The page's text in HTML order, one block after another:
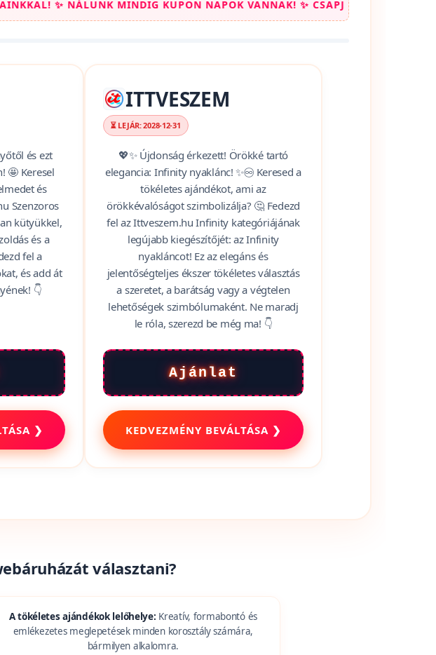
❮ ❯
VANNAK! ✨ CSAPJ LE A LEGJOBB KEDVEZMÉNYEKRE! ✨ KEZDJ
és ezt
Keresel
és
Szenzoros
kütyükkel,
👇
❯
ITTVESZEM
⏳ LEJÁR: 2028-12-31
💖✨ Újdonság érkezett! Örökké tartó
elegancia: Infinity nyaklánc! ✨♾️ Keresed a
tökéletes ajándékot, ami az
örökkévalóságot szimbolizálja? 🤔 Fedezd
fel az Ittveszem.hu Infinity kategóriájának
legújabb kiegészítőjét: az Infinity
nyakláncot! Ez az elegáns és
a szeretet, a barátság vagy a végtelen
lehetőségek szimbólumaként. Ne maradj
le róla, szerezd be még ma! 👇
Ajánlat
választani?